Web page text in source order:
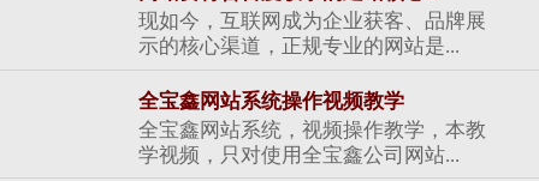
现如今，互联网成为企业获客、品牌展
示的核心渠道，正规专业的网站是...
全宝鑫网站系统操作视频教学
全宝鑫网站系统，视频操作教学，本教
学视频，只对使用全宝鑫公司网站...